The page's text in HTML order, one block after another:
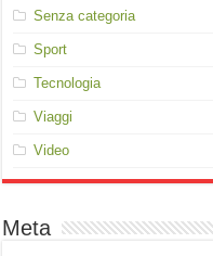
Senza categoria
Sport
Tecnologia
Viaggi
Video
Meta